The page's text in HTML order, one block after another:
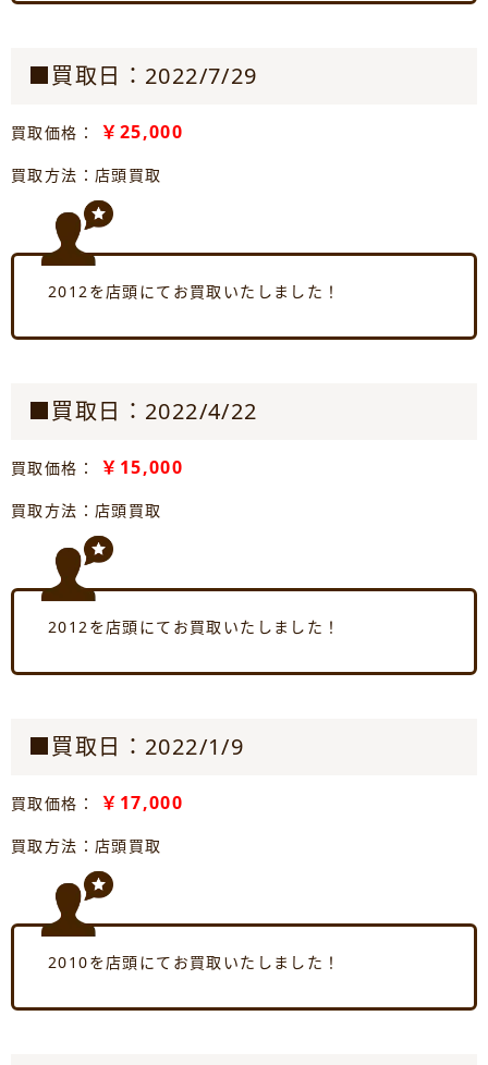
■買取日：2022/7/29
買取価格： ￥25,000
買取方法：店頭買取
2012を店頭にてお買取いたしました！
■買取日：2022/4/22
買取価格： ￥15,000
買取方法：店頭買取
2012を店頭にてお買取いたしました！
■買取日：2022/1/9
買取価格： ￥17,000
買取方法：店頭買取
2010を店頭にてお買取いたしました！